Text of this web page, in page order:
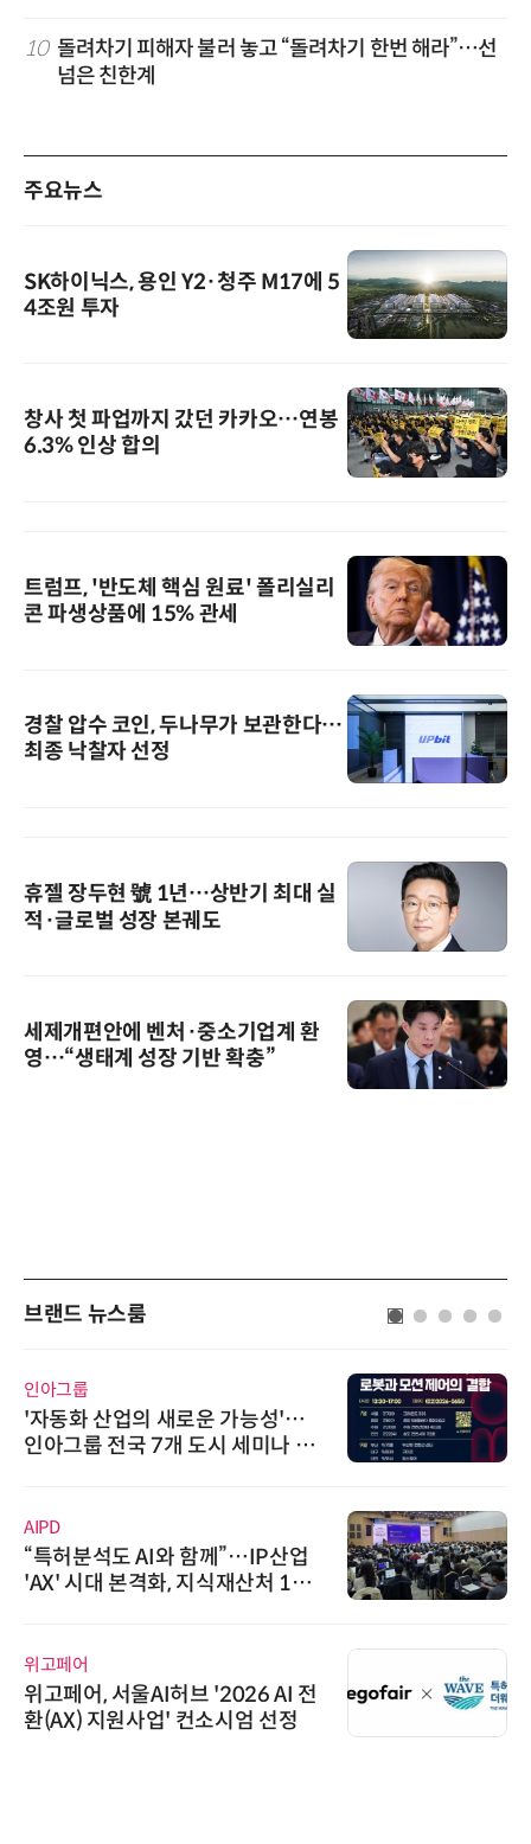
10 돌려차기 피해자 불러 놓고 “돌려차기 한번 해라”…선
넘은 친한계
주요뉴스
SK하이닉스, 용인 Y2·청주 M17에 5
4조원 투자
창사 첫 파업까지 갔던 카카오…연봉
6.3% 인상 합의
트럼프, '반도체 핵심 원료' 폴리실리
콘 파생상품에 15% 관세
경찰 압수 코인, 두나무가 보관한다…
최종 낙찰자 선정
휴젤 장두현 號 1년…상반기 최대 실
적·글로벌 성장 본궤도
세제개편안에 벤처·중소기업계 환
영…“생태계 성장 기반 확충”
브랜드 뉴스룸
인아그룹
'자동화 산업의 새로운 가능성'…
인아그룹 전국 7개 도시 세미나 페
AIPD
“특허분석도 AI와 함께”…IP산업
'AX' 시대 본격화, 지식재산처 1호
위고페어
위고페어, 서울AI허브 '2026 AI 전
환(AX) 지원사업' 컨소시엄 선정